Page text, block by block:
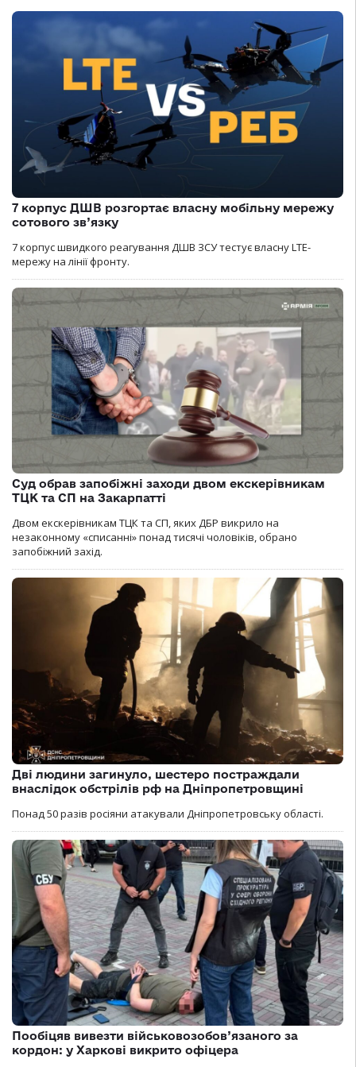
7 корпус ДШВ розгортає власну мобільну мережу
сотового зв’язку
7 корпус швидкого реагування ДШВ ЗСУ тестує власну LTE-
мережу на лінії фронту.
Суд обрав запобіжні заходи двом екскерівникам
ТЦК та СП на Закарпатті
Двом екскерівникам ТЦК та СП, яких ДБР викрило на
незаконному «списанні» понад тисячі чоловіків, обрано
запобіжний захід.
Дві людини загинуло, шестеро постраждали
внаслідок обстрілів рф на Дніпропетровщині
Понад 50 разів росіяни атакували Дніпропетровську області.
Пообіцяв вивезти військовозобов’язаного за
кордон: у Харкові викрито офіцера